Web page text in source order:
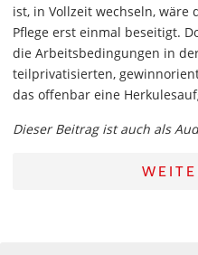
ist, in Vollzeit wechseln, wäre
Pflege erst einmal beseitigt.
die Arbeitsbedingungen in
teilprivatisierten,
das offenbar eine
Dieser Beitrag ist auch als